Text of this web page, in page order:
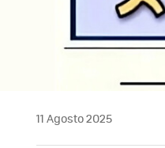
11 Agosto 2025